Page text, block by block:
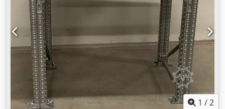
and diagonal bracing, base plates The uprights are pre-
assembled (bolted truss frame) Height: 723 mm Depth: 700
mm 02x Workbench beams, new Beam type: TS Profile
dimensions: 70 x 42 x 3 mm Clearance: 920 mm Material
finish: fully galvanized 01x Worktop, new Wood type: MDF
Thickness: 28 mm Dimensions: 900 x 1,200 mm Material
color: black 02x Swivel castors, new 02x Braked swivel
castors, new 01x Angle bracket set, new for fastening the
worktop 04x Safety hooks, new Material finish: fully
galvanized
1 /2